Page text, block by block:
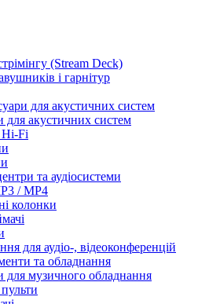
(Stream Deck)
і гарнітур
для акустичних систем
для акустичних систем
Hi-Fi
та аудіосистеми
/ MP4
колонки
для аудіо-, відеоконференцій
та обладнання
для музичного обладнання